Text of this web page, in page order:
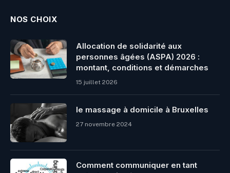
NOS CHOIX
Allocation de solidarité aux
personnes âgées (ASPA) 2026 :
montant, conditions et démarches
15 juillet 2026
le massage à domicile à Bruxelles
27 novembre 2024
Comment communiquer en tant